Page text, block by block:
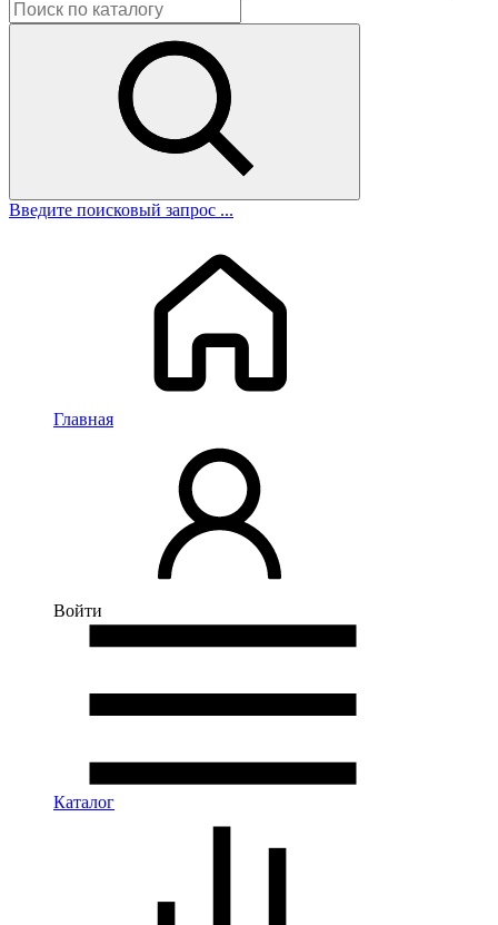
Введите поисковый запрос ...
Главная
Войти
Каталог